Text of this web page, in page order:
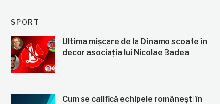
SPORT
Ultima mișcare de la Dinamo scoate în
decor asociația lui Nicolae Badea
Cum se califică echipele românești în